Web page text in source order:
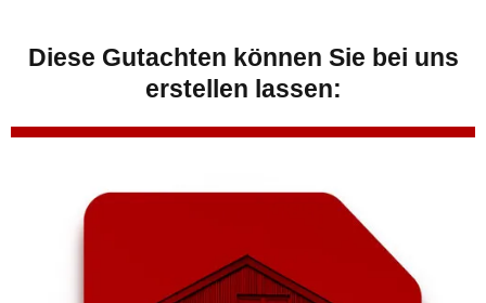
Diese Gutachten können Sie bei uns
erstellen lassen: